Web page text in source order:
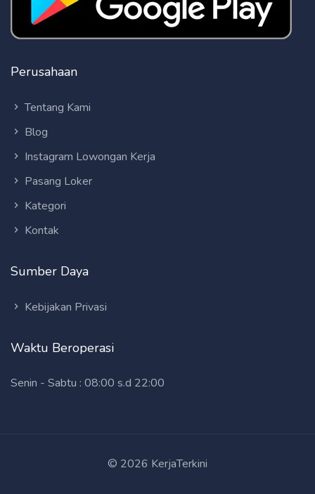
Perusahaan
Tentang Kami
Blog
Instagram Lowongan Kerja
Pasang Loker
Kategori
Kontak
Sumber Daya
Kebijakan Privasi
Waktu Beroperasi
Senin - Sabtu : 08:00 s.d 22:00
© 2026 KerjaTerkini